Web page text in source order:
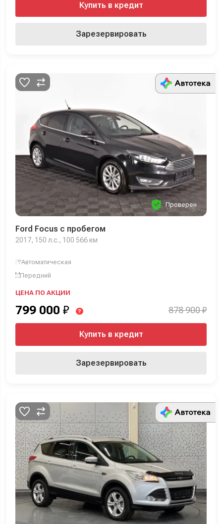
Купить в кредит
Зарезервировать
Проверен
Ford Focus с пробегом
2017, 150 л.с., 100 566 км
Автоматическая
Передний
ЦЕНА ПО АКЦИИ
799 000 ₽ ? 878 900 ₽
Купить в кредит
Зарезервировать